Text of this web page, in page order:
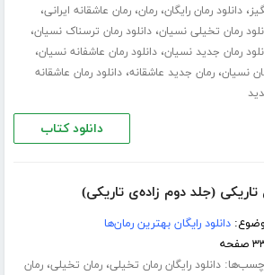
،دانلود رمان رایگان،رمان،رمان عاشقانه ایرانی،
رمان تخیلی نسیان،دانلود رمان ترسناک نسیان،
رمان جدید نسیان،دانلود رمان عاشفانه نسیان،
نسیان،رمان جدید عاشقانه،دانلود رمان عاشقانه
دانلود کتاب
(جلد دوم زاده‌ی تاریکی)
دانلود رایگان بهترین رمان‌ها
دانلود رایگان رمان تخیلی،رمان تخیلی،رمان